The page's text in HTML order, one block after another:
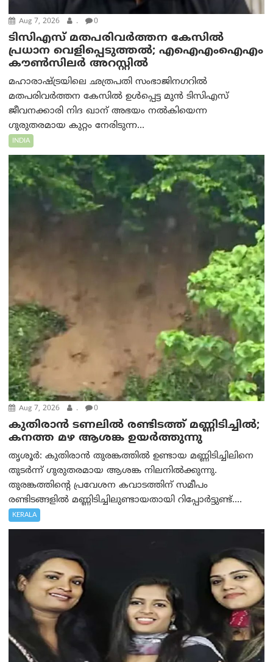
Aug 7, 2026 . 0
ടിസിഎസ് മതപരിവർത്തന കേസിൽ
പ്രധാന വെളിപ്പെടുത്തൽ; എഐഎംഐഎം
കൗൺസിലർ അറസ്റ്റിൽ
മഹാരാഷ്ട്രയിലെ ഛത്രപതി സംഭാജിനഗറിൽ
മതപരിവർത്തന കേസിൽ ഉൾപ്പെട്ട മുൻ ടിസിഎസ്
ജീവനക്കാരി നിദ ഖാന് അഭയം നൽകിയെന്ന
ഗുരുതരമായ കുറ്റം നേരിടുന്ന...
INDIA
Aug 7, 2026 . 0
കുതിരാൻ ടണലിൽ രണ്ടിടത്ത് മണ്ണിടിച്ചിൽ;
കനത്ത മഴ ആശങ്ക ഉയർത്തുന്നു
തൃശൂർ: കുതിരാൻ തുരങ്കത്തിൽ ഉണ്ടായ മണ്ണിടിച്ചിലിനെ
തുടർന്ന് ഗുരുതരമായ ആശങ്ക നിലനിൽക്കുന്നു.
തുരങ്കത്തിന്റെ പ്രവേശന കവാടത്തിന് സമീപം
രണ്ടിടങ്ങളിൽ മണ്ണിടിച്ചിലുണ്ടായതായി റിപ്പോർട്ടുണ്ട്....
KERALA